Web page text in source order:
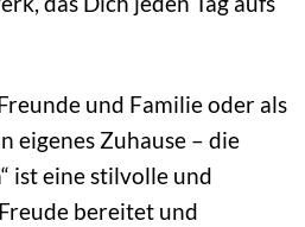
und Familie oder als
eigenes Zuhause – die
ist eine stilvolle und
bereitet und